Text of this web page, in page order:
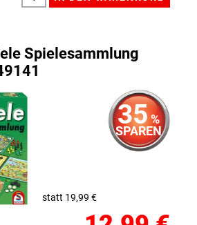
Spielesammlung
35 %
SPAREN
statt 19,99 €